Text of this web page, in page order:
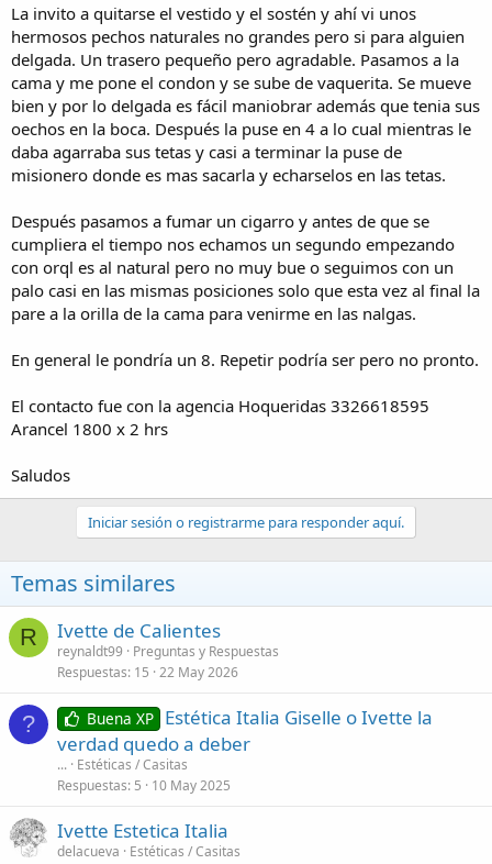
La invito a quitarse el vestido y el sostén y ahí vi unos
hermosos pechos naturales no grandes pero si para alguien
delgada. Un trasero pequeño pero agradable. Pasamos a la
cama y me pone el condon y se sube de vaquerita. Se mueve
bien y por lo delgada es fácil maniobrar además que tenia sus
oechos en la boca. Después la puse en 4 a lo cual mientras le
daba agarraba sus tetas y casi a terminar la puse de
misionero donde es mas sacarla y echarselos en las tetas.
Después pasamos a fumar un cigarro y antes de que se
cumpliera el tiempo nos echamos un segundo empezando
con orql es al natural pero no muy bue o seguimos con un
palo casi en las mismas posiciones solo que esta vez al final la
pare a la orilla de la cama para venirme en las nalgas.
En general le pondría un 8. Repetir podría ser pero no pronto.
El contacto fue con la agencia Hoqueridas 3326618595
Arancel 1800 x 2 hrs
Saludos
Iniciar sesión o registrarme para responder aquí.
Temas similares
R Ivette de Calientes
reynaldt99
Preguntas y Respuestas
Respuestas 15 22 May 2026
? Buena XP Estética Italia Giselle o Ivette la
verdad quedo a deber
... Estéticas / Casitas
Respuestas 5 10 May 2025
Ivette Estetica Italia
delacueva
Estéticas / Casitas